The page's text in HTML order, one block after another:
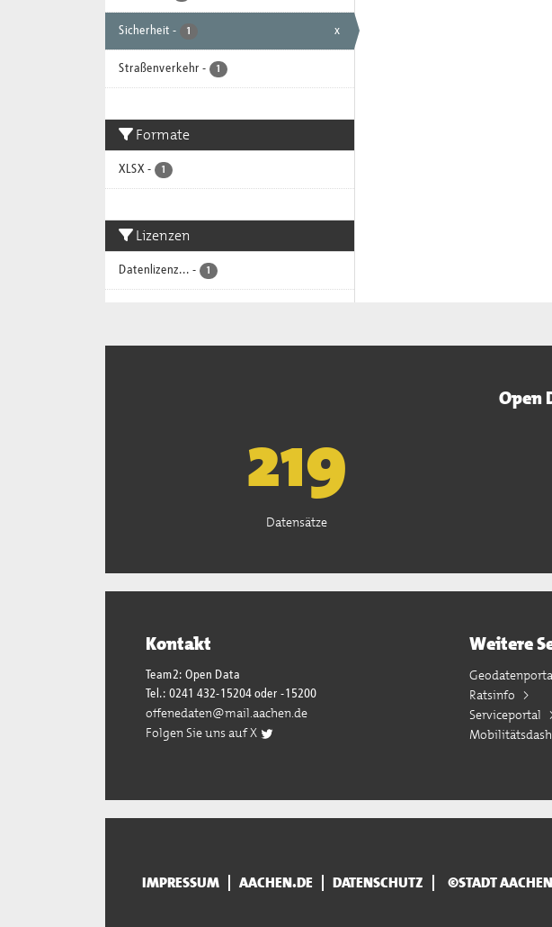
Sicherheit - 1 x
Straßenverkehr - 1
Formate
XLSX - 1
Lizenzen
Datenlizenz... - 1
Open
222
Datensätze
Kontakt
Team2: Open Data
Tel.: 0241 432-15204 oder -15200
offenedaten@mail.aachen.de
Folgen Sie uns auf X
Weitere
Ratsinfo
Serviceportal
IMPRESSUM AACHEN.DE DATENSCHUTZ ©STADT AACHEN